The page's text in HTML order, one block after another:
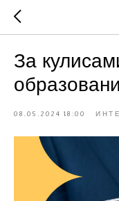
За
08.05.2024 18:00